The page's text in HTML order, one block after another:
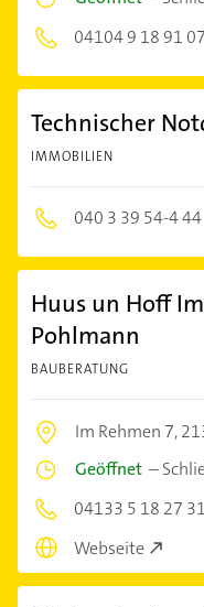
04104 9 18 91 07
Technischer
IMMOBILIEN
040 3 39 54-4 44
Huus un Hoff
Pohlmann
BAUBERATUNG
Im Rehmen 7,
Geöffnet –
04133 5 18 27 31
Webseite